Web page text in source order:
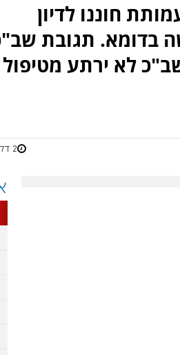
חוננו לדיון
בדומא. תגובת
לא ירתע מטיפול
2 דקות